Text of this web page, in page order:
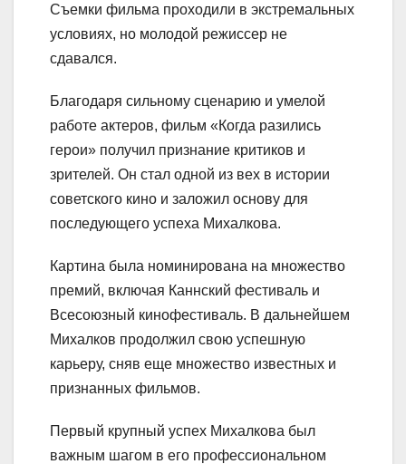
Съемки фильма проходили в экстремальных
условиях, но молодой режиссер не
сдавался.
Благодаря сильному сценарию и умелой
работе актеров, фильм «Когда разились
герои» получил признание критиков и
зрителей. Он стал одной из вех в истории
советского кино и заложил основу для
последующего успеха Михалкова.
Картина была номинирована на множество
премий, включая Каннский фестиваль и
Всесоюзный кинофестиваль. В дальнейшем
Михалков продолжил свою успешную
карьеру, сняв еще множество известных и
признанных фильмов.
Первый крупный успех Михалкова был
важным шагом в его профессиональном